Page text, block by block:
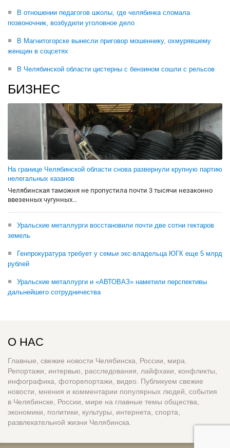
В отношении педагогов школы, где челябинка сломала
позвоночник, возбудили уголовное дело
В Магнитогорске вынесли приговор мошеннику, охмурявшему
женщин в соцсетях
В Челябинской области цистерны с бензином сошли с рельсов
БИЗНЕС
На границе Челябинской области снова развернули крупную партию
нелегальных казанов
Челябинская таможня не пропустила почти 3 тысячи незаконно
ввезенных чугунных...
Уральские металлурги восстановили почти две сотни гектаров
земель
Генпрокуратура требует у семьи экс-владельца ЮГК еще 5 млрд
рублей
Уральские металлурги и «АВТОВАЗ» наметили перспективы
дальнейшего сотрудничества
О НАС
Главные, свежие новости Челябинска, России, мира.
Репортажи, интервью, расследования, лайфхаки, конфликты,
инфографика, фоторепортажи, видео. Публикуем свежие
новости, мнения и комментарии популярных людей, события
в Челябинске, России, мире на главные темы общества,
экономики, политики, культуры, интернета, спорта,
развлекательной жизни Челябинска.